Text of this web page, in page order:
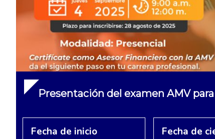
Presentación del examen AMV
Fecha de inicio Fecha de